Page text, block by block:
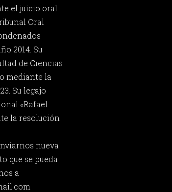
el juicio oral
Oral
2014. Su
de Ciencias
mediante la
Su legajo
«Rafael
la resolución
nueva
que se pueda
a